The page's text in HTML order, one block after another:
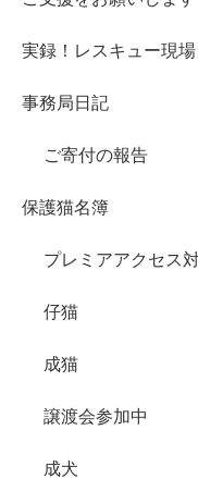
実録！レスキュー現場
事務局日記
ご寄付の報告
保護猫名簿
プレミアアクセス
仔猫
成猫
譲渡会参加中
成犬